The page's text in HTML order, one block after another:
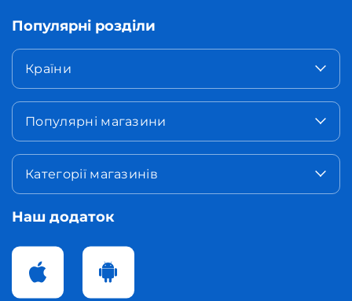
Популярні розділи
Країни
Популярні магазини
Категорії магазинів
Наш додаток